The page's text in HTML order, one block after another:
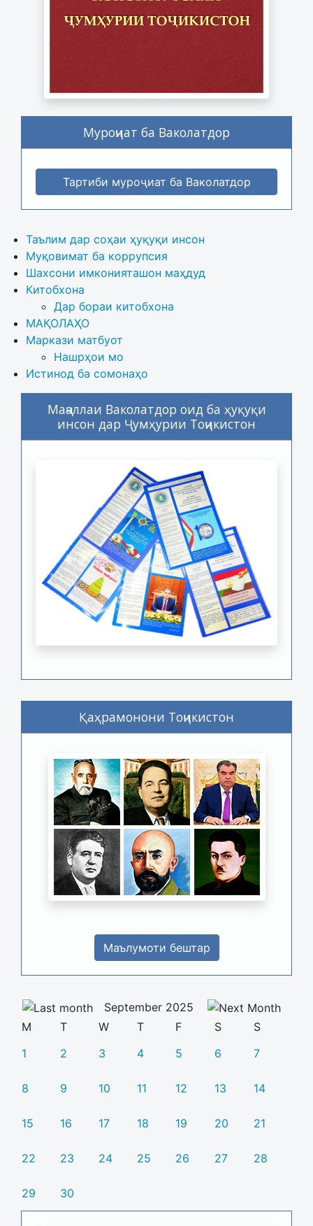
Муроҷиат ба Ваколатдор
Тартиби муроҷиат ба Ваколатдор
Таълим дар соҳаи ҳуқуқи инсон
Муқовимат ба коррупсия
Шахсони имконияташон маҳдуд
Китобхона
Дар бораи китобхона
МАҚОЛАҲО
Маркази матбуот
Нашрҳои мо
Истинод ба сомонаҳо
Маҷаллаи Ваколатдор оид ба ҳуқуқи
инсон дар Ҷумҳурии Тоҷикистон
Қаҳрамонони Тоҷикистон
Маълумоти бештар
September 2025
M
T W T F S
S
1
2 3 4 5 6 7
8 9 10 11 12 13 14
15 16 17 18 19 20 21
22 23 24 25 26 27 28
29 30